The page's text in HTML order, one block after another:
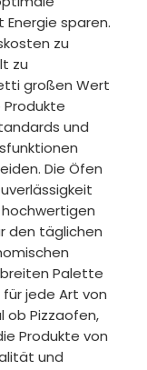
sparen.
zu
zu
großen Wert
Produkte
und
Die Öfen
den täglichen
Palette
jede Art von
ob Pizzaofen,
Produkte von
und